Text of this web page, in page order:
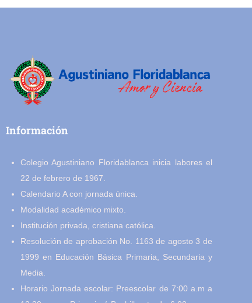
Información
Colegio Agustiniano Floridablanca inicia labores el
22 de febrero de 1967.
Calendario A con jornada única.
Modalidad académico mixto.
Institución privada, cristiana católica.
Resolución de aprobación No. 1163 de agosto 3 de
1999 en Educación Básica Primaria, Secundaria y
Media.
Horario Jornada escolar: Preescolar de 7:00 a.m a